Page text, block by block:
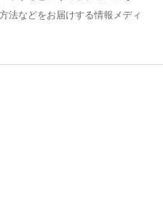
法などをお届けする情報メディ